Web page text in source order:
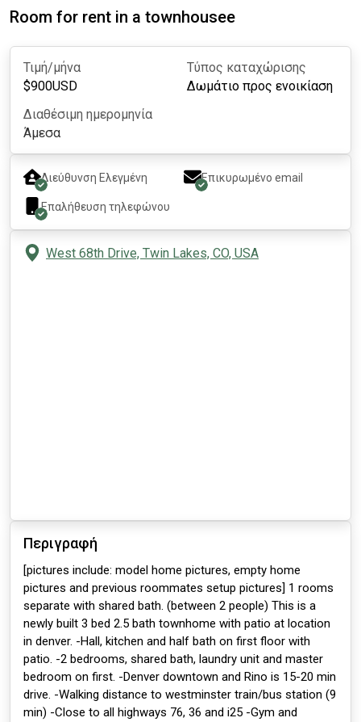
Room for rent in a townhousee
Τιμή/μήνα
$900USD
Τύπος καταχώρισης
Δωμάτιο προς ενοικίαση
Διαθέσιμη ημερομηνία
Άμεσα
Διεύθυνση Ελεγμένη Επικυρωμένο email
Επαλήθευση τηλεφώνου
West 68th Drive, Twin Lakes, CO, USA
Περιγραφή
[pictures include: model home pictures, empty home
pictures and previous roommates setup pictures] 1 rooms
separate with shared bath. (between 2 people) This is a
newly built 3 bed 2.5 bath townhome with patio at location
in denver. -Hall, kitchen and half bath on first floor with
patio. -2 bedrooms, shared bath, laundry unit and master
bedroom on first. -Denver downtown and Rino is 15-20 min
drive. -Walking distance to westminster train/bus station (9
min) -Close to all highways 76, 36 and i25 -Gym and